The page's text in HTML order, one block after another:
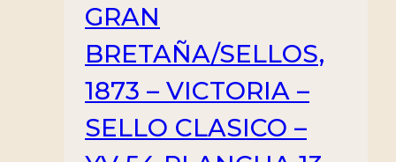
GRAN
BRETAÑA/SELLOS,
1873 – VICTORIA –
SELLO CLASICO –